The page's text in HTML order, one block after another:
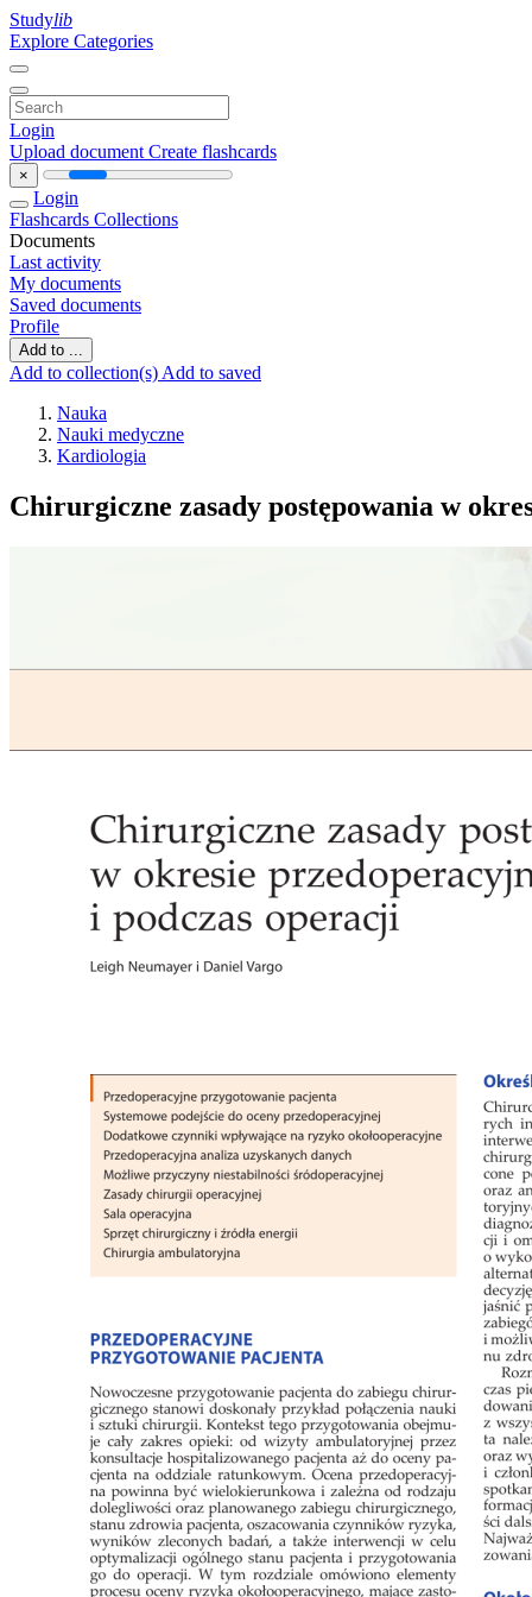
Studylib
Explore Categories
Login
Upload document Create flashcards
×
Login
Flashcards Collections
Documents
Last activity
My documents
Saved documents
Profile
Add to ...
Add to collection(s) Add to saved
Nauka
Nauki medyczne
Kardiologia
Chirurgiczne zasady postępowania w